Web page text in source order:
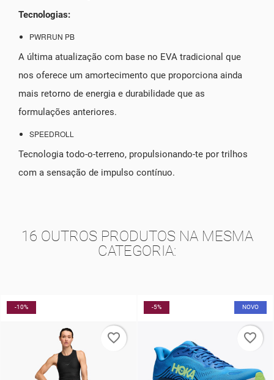
Tecnologias:
PWRRUN PB
A última atualização com base no EVA tradicional que
nos oferece um amortecimento que proporciona ainda
mais retorno de energia e durabilidade que as
formulações anteriores.
SPEEDROLL
Tecnologia todo-o-terreno, propulsionando-te por trilhos
com a sensação de impulso contínuo.
16 OUTROS PRODUTOS NA MESMA
CATEGORIA:
-5%
favorite_border
-50%
favorite_border